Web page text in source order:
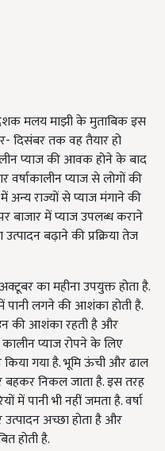
मलय माझी के मुताबिक इस
दिसंबर तक वह तैयार हो
प्याज की आवक होने के बाद
वर्षाकालीन प्याज से लोगों की
राज्यों से प्याज मंगाने की
बाजार में प्याज उपलब्ध कराने
बढ़ाने की प्रक्रिया तेज
का महीना उपयुक्त होता है.
पानी लगने की आशंका होती है.
की आशंका रहती है और
कालीन प्याज रोपने के लिए
गया है. भूमि ऊंची और ढाल
बहकर निकल जाता है. इस तरह
में पानी भी नहीं जमता है. वर्षा
उत्पादन अच्छा होता है और
होती है.